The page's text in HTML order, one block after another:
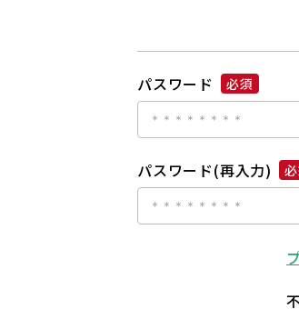
パスワード 必須
パスワード(再入力)